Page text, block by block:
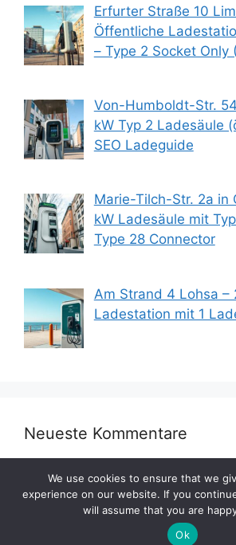
Erfurter Straße 10
Öffentliche
– Type 2 Socket Only
Von-Humboldt-Str.
kW Typ 2 Ladesäule
SEO Ladeguide
Marie-Tilch-Str. 2a in
kW Ladesäule mit
Type 28 Connector
Am Strand 4 Lohsa –
Ladestation mit 1
Neueste Kommentare
We use cookies to ensure that we
experience on our website. If you
will assume that you are
Ok